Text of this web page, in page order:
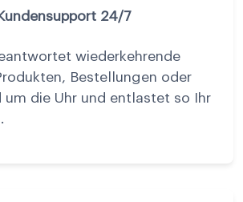
Kundensupport 24/7
wiederkehrende
Bestellungen oder
um die Uhr und entlastet so Ihr